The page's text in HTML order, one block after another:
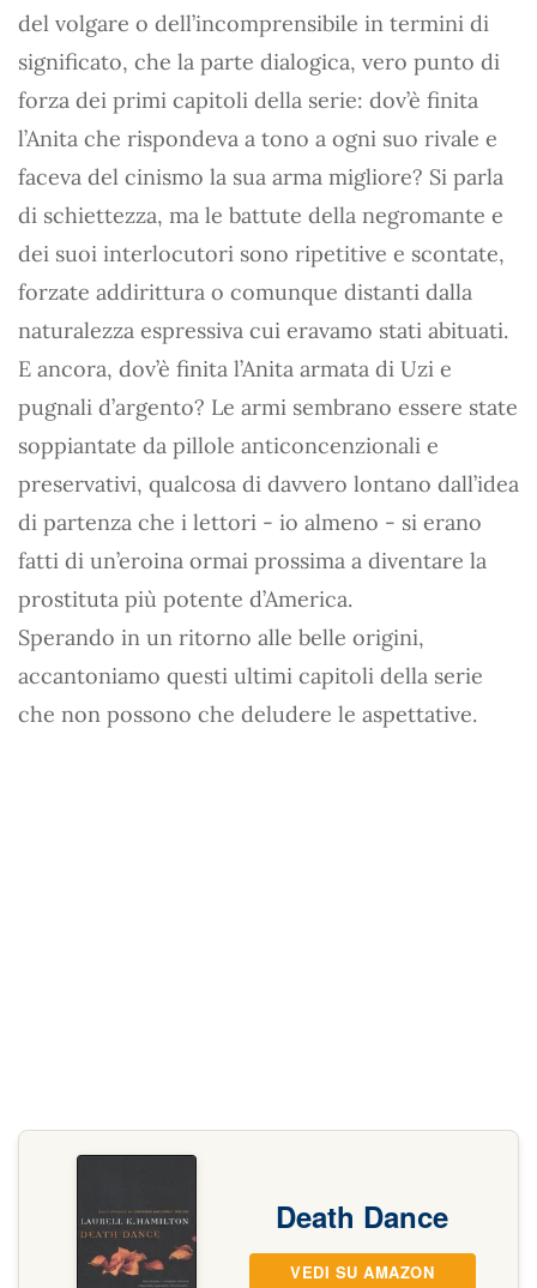
del volgare o dell’incomprensibile in termini di
significato, che la parte dialogica, vero punto di
forza dei primi capitoli della serie: dov’è finita
l’Anita che rispondeva a tono a ogni suo rivale e
faceva del cinismo la sua arma migliore? Si parla
di schiettezza, ma le battute della negromante e
dei suoi interlocutori sono ripetitive e scontate,
forzate addirittura o comunque distanti dalla
naturalezza espressiva cui eravamo stati abituati.
E ancora, dov’è finita l’Anita armata di Uzi e
pugnali d’argento? Le armi sembrano essere state
soppiantate da pillole anticoncenzionali e
preservativi, qualcosa di davvero lontano dall’idea
di partenza che i lettori - io almeno - si erano
fatti di un’eroina ormai prossima a diventare la
prostituta più potente d’America.
Sperando in un ritorno alle belle origini,
accantoniamo questi ultimi capitoli della serie
che non possono che deludere le aspettative.
Death Dance
VEDI SU AMAZON